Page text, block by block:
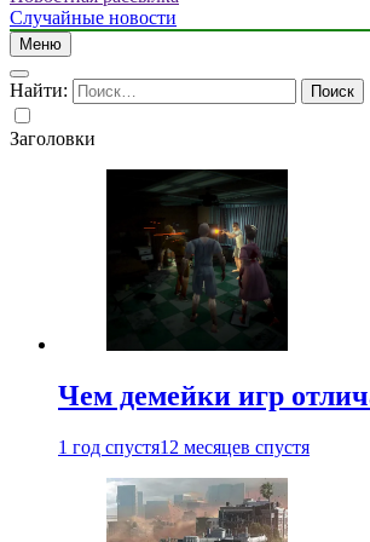
Случайные новости
Меню
Найти:
Заголовки
Чем демейки игр
1 год спустя12 месяцев спустя